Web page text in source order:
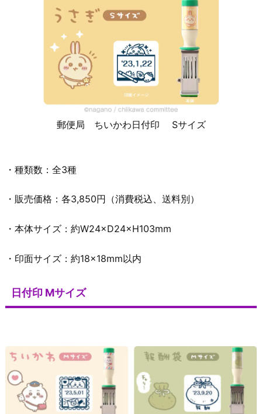
郵便局 ちいかわ日付印 Sサイズ
・種類数：全3種
・販売価格：各3,850円（消費税込、送料別）
・本体サイズ：約W24×D24×H103mm
・印面サイズ：約18×18mm以内
日付印 Mサイズ